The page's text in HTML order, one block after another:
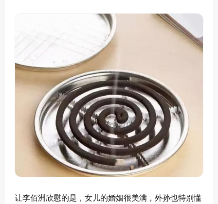
让李佰洲欣慰的是，女儿的婚姻很美满，外孙也特别懂